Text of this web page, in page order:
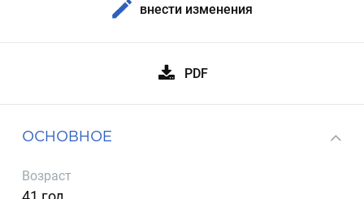
внести изменения
PDF
ОСНОВНОЕ
Возраст